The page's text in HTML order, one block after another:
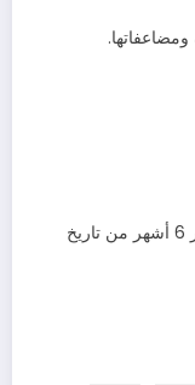
– كما يمكن للعميل استرداد الشهادة بعد مرور 6 أشهر من تاريخ